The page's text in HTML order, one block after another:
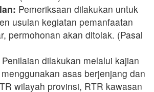
Pemeriksaan dilakukan untuk
usulan kegiatan pemanfaatan
permohonan akan ditolak. (Pasal
Penilaian dilakukan melalui kajian
asas berjenjang dan
wilayah provinsi, RTR kawasan